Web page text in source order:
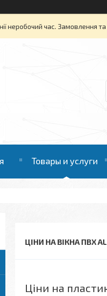
неробочий час. Замовлення
Товары и услуги
ЦІНИ НА ВІКНА ПВХ
Ціни на